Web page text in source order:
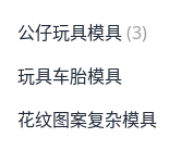
公仔玩具模具(3)
玩具车胎模具
花纹图案复杂模具